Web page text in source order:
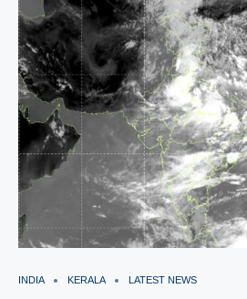
INDIA KERALA LATEST NEWS